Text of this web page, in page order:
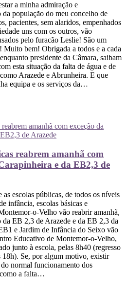
a minha admiração e
população do meu concelho de
pacientes, sem alaridos, empenhados
uns com os outros, vão
pelo furacão Leslie! São um
Muito bem! Obrigada a todos e a cada
presidente da Câmara, saibam
esta situação da falta de água e de
Arazede e Abrunheira. E que
equipa e os serviços da…
reabrem amanhã com
e da EB2,3 de
escolas públicas, de todos os níveis
infância, escolas básicas e
o-Velho vão reabrir amanhã,
EB 2,3 de Arazede e da EB 2,3 da
e Jardim de Infância do Seixo vão
Educativo de Montemor-o-Velho,
junto à escola, pelas 8h40 (regresso
18h). Se, por algum motivo, existir
normal funcionamento dos
como a falta…